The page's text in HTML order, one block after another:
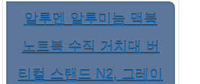
알루멘 알루미늄 맥북
노트북 수직 거치대 버
티컬 스탠드 N2, 그레이